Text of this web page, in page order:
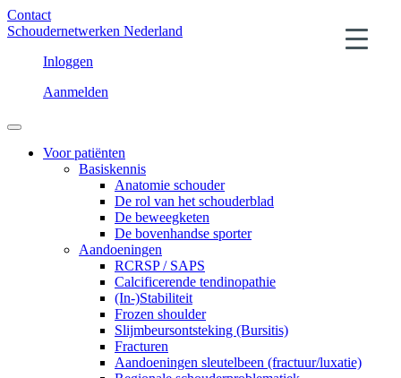
Contact
Schoudernetwerken Nederland
Inloggen
Aanmelden
Voor patiënten
Basiskennis
Anatomie schouder
De rol van het schouderblad
De beweegketen
De bovenhandse sporter
Aandoeningen
RCRSP / SAPS
Calcificerende tendinopathie
(In-)Stabiliteit
Frozen shoulder
Slijmbeursontsteking (Bursitis)
Fracturen
Aandoeningen sleutelbeen (fractuur/luxatie)